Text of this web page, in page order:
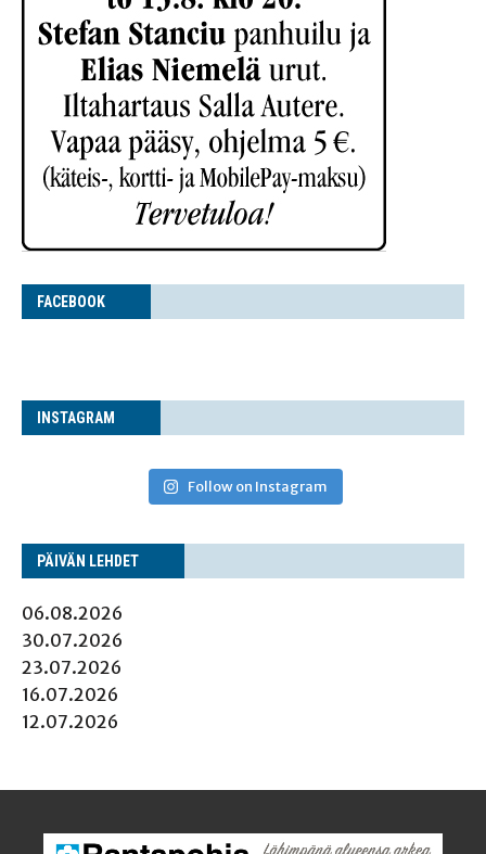
FACE­BOOK
INS­TA­GRAM
Follow on Instagram
PÄI­VÄN LEHDET
06.08.2026
30.07.2026
23.07.2026
16.07.2026
12.07.2026